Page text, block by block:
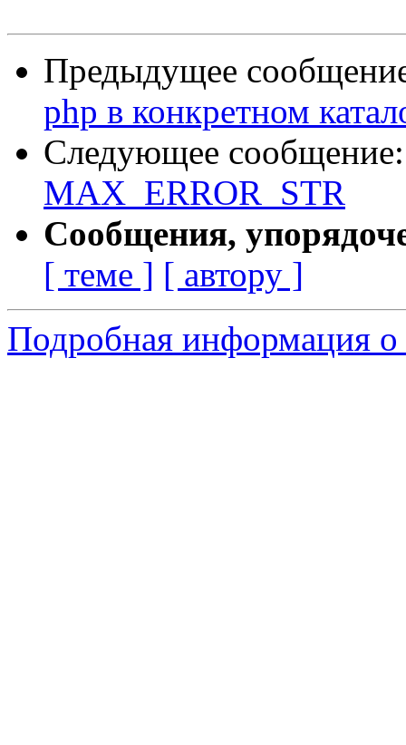
Предыдущее
php в конкретном
Следующее
MAX_ERROR_STR
Сообщения,
[ теме ] [ автору ]
Подробная информация